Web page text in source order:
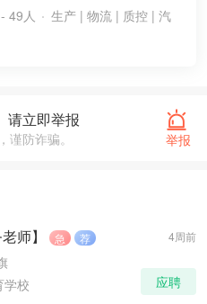
49人
生产 | 物流 | 质控 | 汽
举报
请立即举报
防诈骗。
4周前
师】 急 荐
学校
应聘